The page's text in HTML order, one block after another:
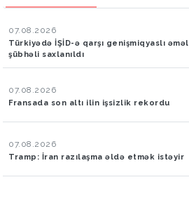
07.08.2026
Türkiyədə İŞİD-ə qarşı genişmiqyaslı
şübhəli saxlanıldı
07.08.2026
Fransada son altı ilin işsizlik rekordu
07.08.2026
Tramp: İran razılaşma əldə etmək istəyir